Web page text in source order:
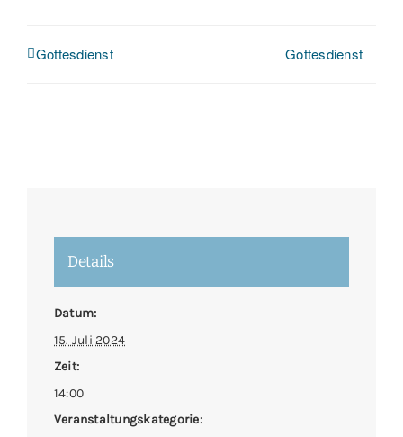
Gottesdienst Gottesdienst
Details
Datum:
15. Juli 2024
Zeit:
14:00
Veranstaltungskategorie: